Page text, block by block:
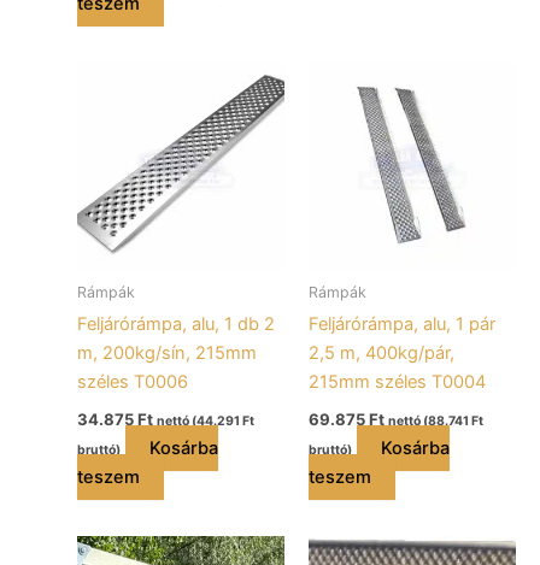
Rámpák
Feljárórámpa, alu, 1 db 2
m, 200kg/sín, 215mm
széles T0006
34.875Ft nettó (44.291 Ft
bruttó)
Kosárba
teszem
Rámpák
Feljárórámpa, alu, 1 pár
2,5 m, 400kg/pár,
215mm széles T0004
69.875Ft nettó (88.741 Ft
bruttó)
Kosárba
teszem